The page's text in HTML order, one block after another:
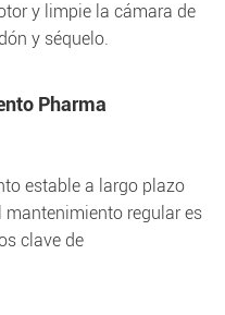
y limpie la cámara de
y séquelo.
Pharma
estable a largo plazo
mantenimiento regular es
clave de